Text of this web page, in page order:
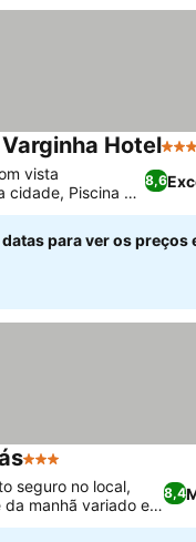
Hotel3
8,6
vista
cidade, Piscina na
para ver os preços
3 Estrelas
8,4
seguro no local,
manhã variado e